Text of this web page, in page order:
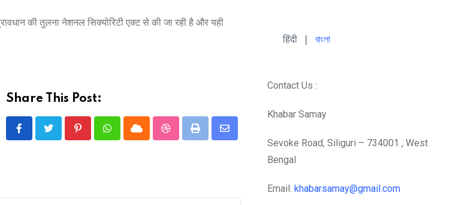
की तुलना नेशनल सिक्योरिटी एक्ट से की जा रही है और यही
Share This Post:
PinterestWhatsappCloud StumbleUpon
Print
Share
हिंदी | বাংলা
Contact Us :
Khabar Samay
Sevoke Road, Siliguri – 734001 , West
Bengal
Email: khabarsamay@gmail.com